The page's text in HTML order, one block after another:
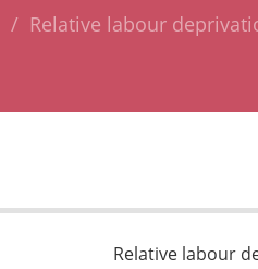
Relative labour
Relative labour